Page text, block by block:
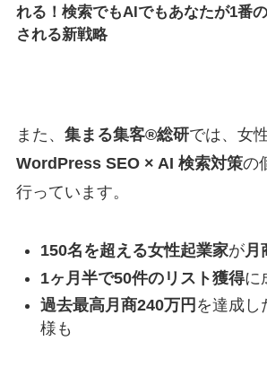
れる！検索でもAIでもあなたが1番
される新戦略
また、 集まる集客®総研では、女
WordPress SEO × AI 検索対策の
行っています。
150名を超える女性起業家が月
1ヶ月半で50件のリスト獲得に
過去最高月商240万円 を達成し
様も